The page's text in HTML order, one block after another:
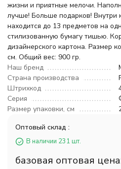
жизни и приятные мелочи.
лучше! Больше подарков! Внутри
находится до 13 предметов на
стилизованную бумагу тишью.
дизайнерского картона. Размер
см. Общий вес: 900 гр.
Наш бренд
Страна производства
Штрихкод
Серия
Размер упаковки, см
Оптовый склад :
В наличии 231 шт.
базовая оптовая